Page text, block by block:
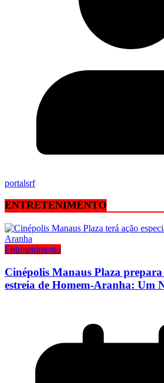
portalsrf
ENTRETENIMENTO
Entretenimento
Cinépolis Manaus Plaza prepara
estreia de Homem-Aranha: Um